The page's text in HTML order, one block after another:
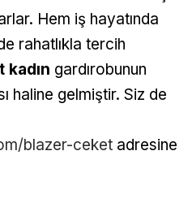
Hem iş hayatında
rahatlıkla tercih
kadın gardırobunun
haline gelmiştir. Siz de
blazer-ceket adresine